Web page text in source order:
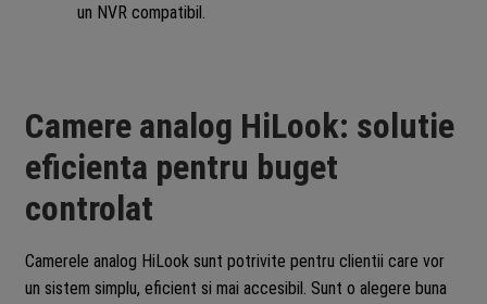
un NVR compatibil.
Camere analog HiLook: solutie
eficienta pentru buget
controlat
Camerele analog HiLook sunt potrivite pentru clientii care vor
un sistem simplu, eficient si mai accesibil. Sunt o alegere buna